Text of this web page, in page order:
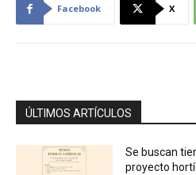
Facebook X
ÚLTIMOS ARTÍCULOS
Se buscan
proyecto